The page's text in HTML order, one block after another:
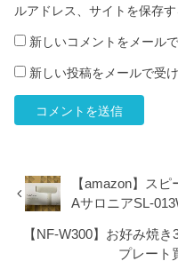
ルアドレス、サイトを保存す
新しいコメントをメール
新しい投稿をメールで受
【amazon】ス
AサロニアSL-
【NF-W300】お好み焼
プレート